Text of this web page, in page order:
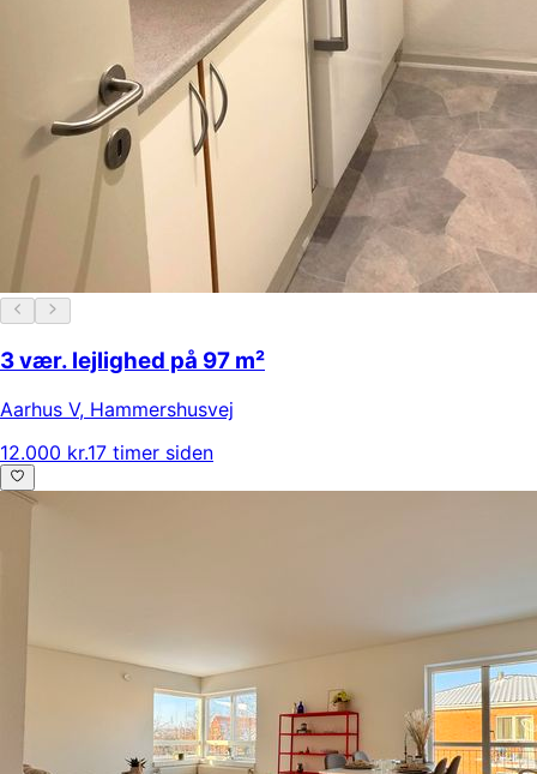
3 vær. lejlighed på 97 m²
Aarhus V, Hammershusvej
12.000 kr.17 timer siden